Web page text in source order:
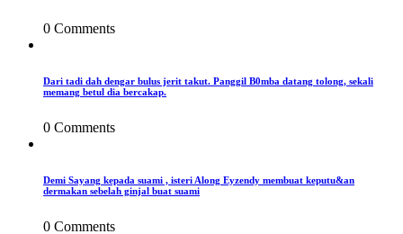
0 Comments
Dari tadi dah dengar bulus jerit takut. Panggil B0mba datang tolong, sekali
memang betul dia bercakap.
0 Comments
Demi Sayang kepada suami , isteri Along Eyzendy membuat keputu&an
dermakan sebelah ginjal buat suami
0 Comments